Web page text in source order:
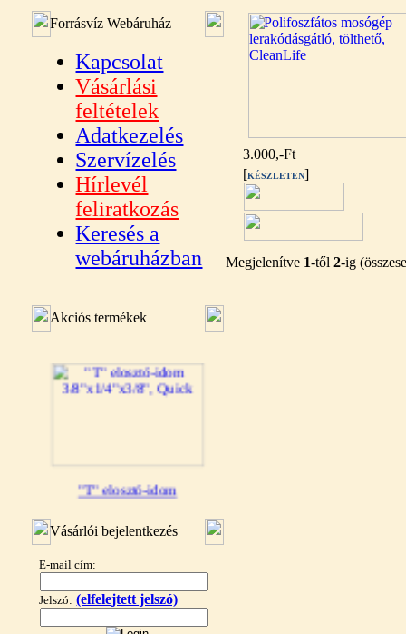
Forrásvíz Webáruház
Kapcsolat
Vásárlási
feltételek
Adatkezelés
Szervízelés
Hírlevél
feliratkozás
Keresés a
webáruházban
Akciós termékek
"T" elosztó-idom
3/8"x1/4"x3/8", Quick
360,-Ft
Vásárlói bejelentkezés
E-mail cím:
Jelszó: (elfelejtett jelszó)
3.000,-Ft
[KÉSZLETEN]
Megjelenítve 1-től2-ig